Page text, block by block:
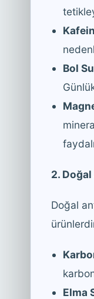
Bol
2.
Doğal
Elma